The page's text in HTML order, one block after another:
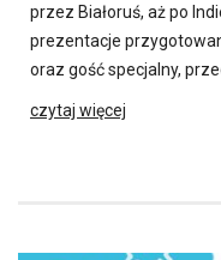
przez Białoruś, aż po
prezentacje
oraz gość specjalny,
czytaj więcej